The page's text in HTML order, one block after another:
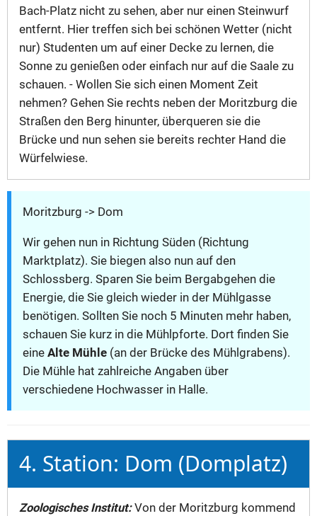
Bach-Platz nicht zu sehen, aber nur einen Steinwurf
entfernt. Hier treffen sich bei schönen Wetter (nicht
nur) Studenten um auf einer Decke zu lernen, die
Sonne zu genießen oder einfach nur auf die Saale zu
schauen. - Wollen Sie sich einen Moment Zeit
nehmen? Gehen Sie rechts neben der Moritzburg die
Straßen den Berg hinunter, überqueren sie die
Brücke und nun sehen sie bereits rechter Hand die
Würfelwiese.
Moritzburg -> Dom
Wir gehen nun in Richtung Süden (Richtung
Marktplatz). Sie biegen also nun auf den
Schlossberg. Sparen Sie beim Bergabgehen die
Energie, die Sie gleich wieder in der Mühlgasse
benötigen. Sollten Sie noch 5 Minuten mehr haben,
schauen Sie kurz in die Mühlpforte. Dort finden Sie
eine Alte Mühle (an der Brücke des Mühlgrabens).
Die Mühle hat zahlreiche Angaben über
verschiedene Hochwasser in Halle.
4. Station: Dom (Domplatz)
Zoologisches Institut:Von der Moritzburg kommend